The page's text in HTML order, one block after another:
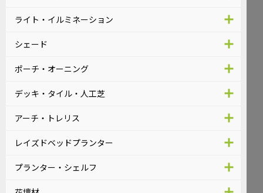
ライト・イルミネーション
シェード
ポーチ・オーニング
デッキ・タイル・人工芝
アーチ・トレリス
レイズドベッドプランター
プランター・シェルフ